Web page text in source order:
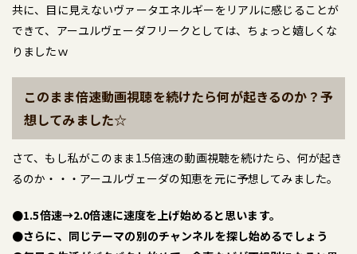
共に、目に見えないヴァータエネルギーをリアルに感じることが
できて、アーユルヴェーダフリークとしては、ちょっと嬉しくな
りましたｗ
このまま倍速動画視聴を続けたら何が起きるのか？予
想してみました☆
さて、もし私がこのまま1.5倍速の動画視聴を続けたら、何が起き
るのか・・・アーユルヴェーダの知恵を元に予想してみました。
●1.5倍速→2.0倍速に速度を上げ始めると思います。
●さらに、同じテーマの別のチャンネルを探し始めるでしょう